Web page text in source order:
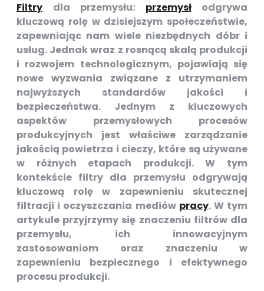
Filtry dla przemysłu: przemysłodgrywa
kluczową rolę w dzisiejszym społeczeństwie,
zapewniając nam wiele niezbędnych dóbr i
usług. Jednak wraz z rosnącą skalą produkcji
i rozwojem technologicznym, pojawiają się
nowe wyzwania związane z utrzymaniem
najwyższych standardów jakości i
bezpieczeństwa. Jednym z kluczowych
aspektów przemysłowych procesów
produkcyjnych jest właściwe zarządzanie
jakością powietrza i cieczy, które są używane
w różnych etapach produkcji. W tym
kontekście filtry dla przemysłu odgrywają
kluczową rolę w zapewnieniu skutecznej
filtracji i oczyszczania mediów pracy. W tym
artykule przyjrzymy się znaczeniu filtrów dla
przemysłu, ich innowacyjnym
zastosowaniom oraz znaczeniu w
zapewnieniu bezpiecznego i efektywnego
procesu produkcji.